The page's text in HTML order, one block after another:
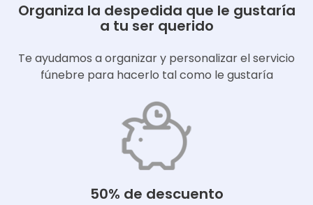
Organiza la despedida que le gustaría
a tu ser querido
Te ayudamos a organizar y personalizar el servicio
fúnebre para hacerlo tal como le gustaría
50% de descuento